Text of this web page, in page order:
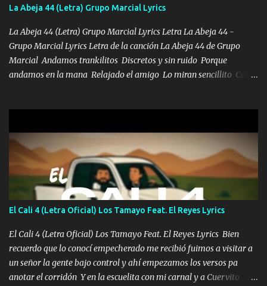
al traicionero damos pa abajo Y No me paran aquí hay pa más
pues hay charola les voy a dar hasta topar pues no hay de otra...
La Abeja 44 (Letra) Grupo Marcial Lyrics
La Abeja 44 (Letra) Grupo Marcial Lyrics Letra La Abeja 44 -
Grupo Marcial Lyrics Letra de la canción La Abeja 44 de Grupo
Marcial Andamos trankilitos Discretos y sin ruido Porque
andamos en la mana Relajado el amigo Lo miran sencillito Con
coronamos Se jala los marciales Y sus guitarras ya van sonando
Un gallardo me prendo Para agarrar el vuelo y la mente y
tranquilizando Tomense un buen trago Y así es como empezamos
los versos que voy cantando (Music) A vido alta y bajas La carreta
se atora Pero nunca le aflojamos Ya me han pasado cosas Y
aunque ustedes no sepan Pero la vida es muy corta Hay que
echarle chingazos Y seguir trabajando porque nada es...
El Cali 4 (Letra Oficial) Los Tamayo Feat. El Reyes Lyrics
El Cali 4 (Letra Oficial) Los Tamayo Feat. El Reyes Lyrics Bien
recuerdo que lo conocí empecherado me recibió fuimos a visitar a
un señor la gente bajo control y ahí empezamos los versos pa
anotar el corridón Y en la escuelita con mi carnal y a Cuervito